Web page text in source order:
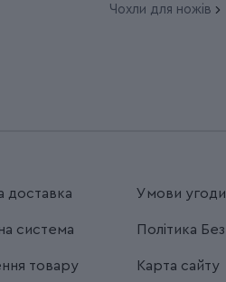
Чохли для ножів
доставка
система
товару
Умови угоди
Політика
Карта сайту